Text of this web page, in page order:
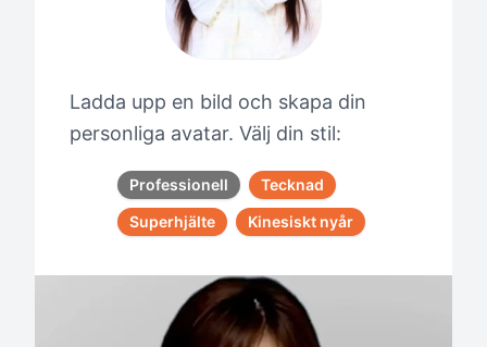
Ladda upp en bild och skapa din
personliga avatar. Välj din stil:
Professionell
Tecknad
Superhjälte
Kinesiskt nyår